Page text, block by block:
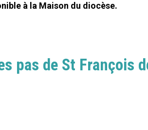
à la Maison du diocèse.
pas de St François